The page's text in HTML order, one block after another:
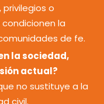
o
la
de fe.
la sociedad,
actual?
no sustituye a la